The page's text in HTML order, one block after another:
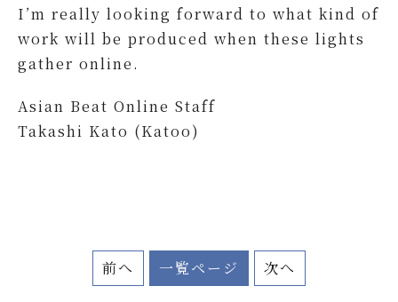
I’m really looking forward to what kind of
work will be produced when these lights
gather online.
Asian Beat Online Staff
Takashi Kato (Katoo)
前へ 一覧ページ 次へ